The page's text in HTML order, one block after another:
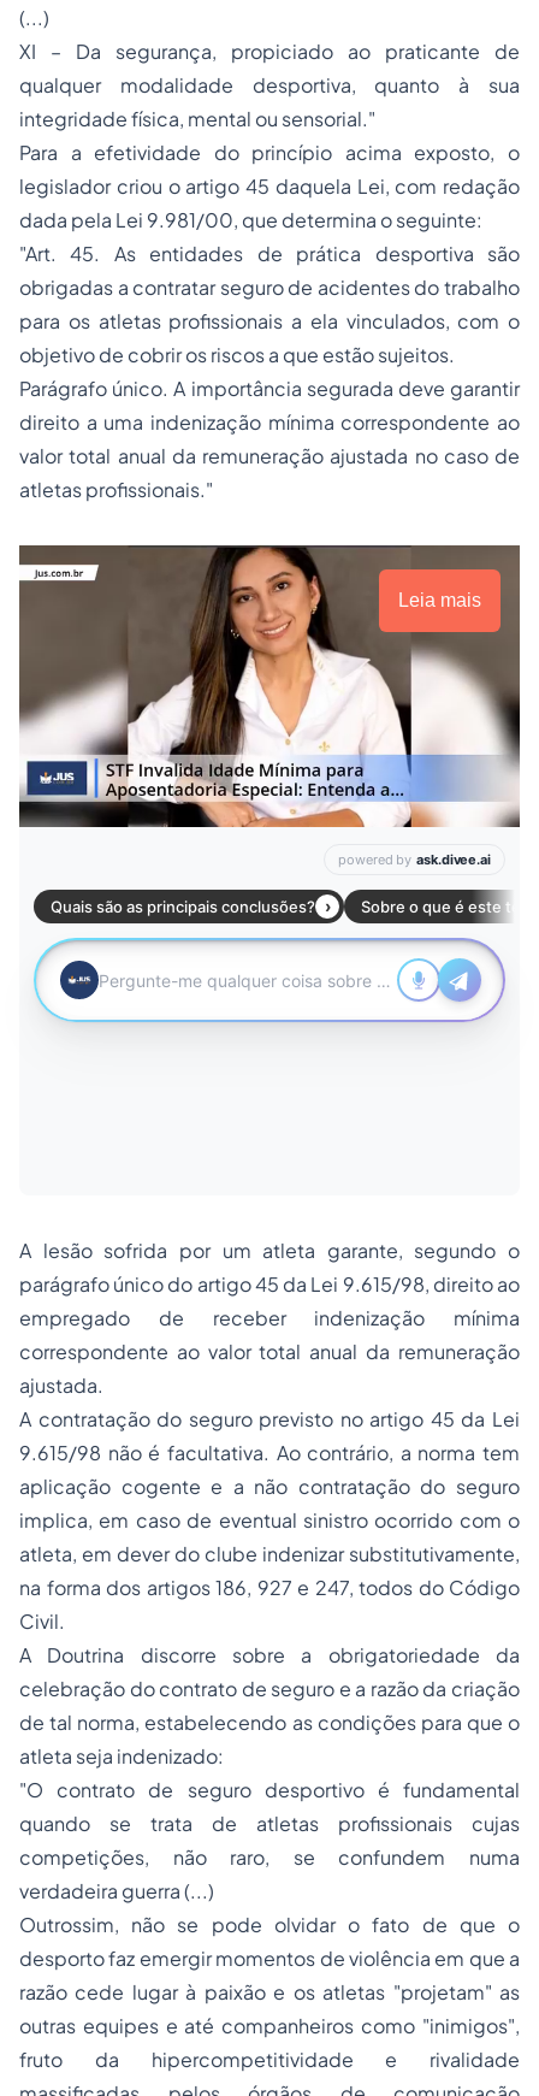
(...)
XI – Da segurança, propiciado ao praticante de
qualquer modalidade desportiva, quanto à sua
integridade física, mental ou sensorial."
Para a efetividade do princípio acima exposto, o
legislador criou o artigo 45 daquela Lei, com redação
dada pela Lei 9.981/00, que determina o seguinte:
"Art. 45. As entidades de prática desportiva são
obrigadas a contratar seguro de acidentes do trabalho
para os atletas profissionais a ela vinculados, com o
objetivo de cobrir os riscos a que estão sujeitos.
Parágrafo único. A importância segurada deve garantir
direito a uma indenização mínima correspondente ao
valor total anual da remuneração ajustada no caso de
atletas profissionais."
Leia mais
A lesão sofrida por um atleta garante, segundo o
parágrafo único do artigo 45 da Lei 9.615/98, direito ao
empregado de receber indenização mínima
correspondente ao valor total anual da remuneração
ajustada.
A contratação do seguro previsto no artigo 45 da Lei
9.615/98 não é facultativa. Ao contrário, a norma tem
aplicação cogente e a não contratação do seguro
implica, em caso de eventual sinistro ocorrido com o
atleta, em dever do clube indenizar substitutivamente,
na forma dos artigos 186, 927 e 247, todos do Código
Civil.
A Doutrina discorre sobre a obrigatoriedade da
celebração do contrato de seguro e a razão da criação
de tal norma, estabelecendo as condições para que o
atleta seja indenizado:
"O contrato de seguro desportivo é fundamental
quando se trata de atletas profissionais cujas
competições, não raro, se confundem numa
verdadeira guerra (...)
Outrossim, não se pode olvidar o fato de que o
desporto faz emergir momentos de violência em que a
razão cede lugar à paixão e os atletas "projetam" as
outras equipes e até companheiros como "inimigos",
fruto da hipercompetitividade e rivalidade